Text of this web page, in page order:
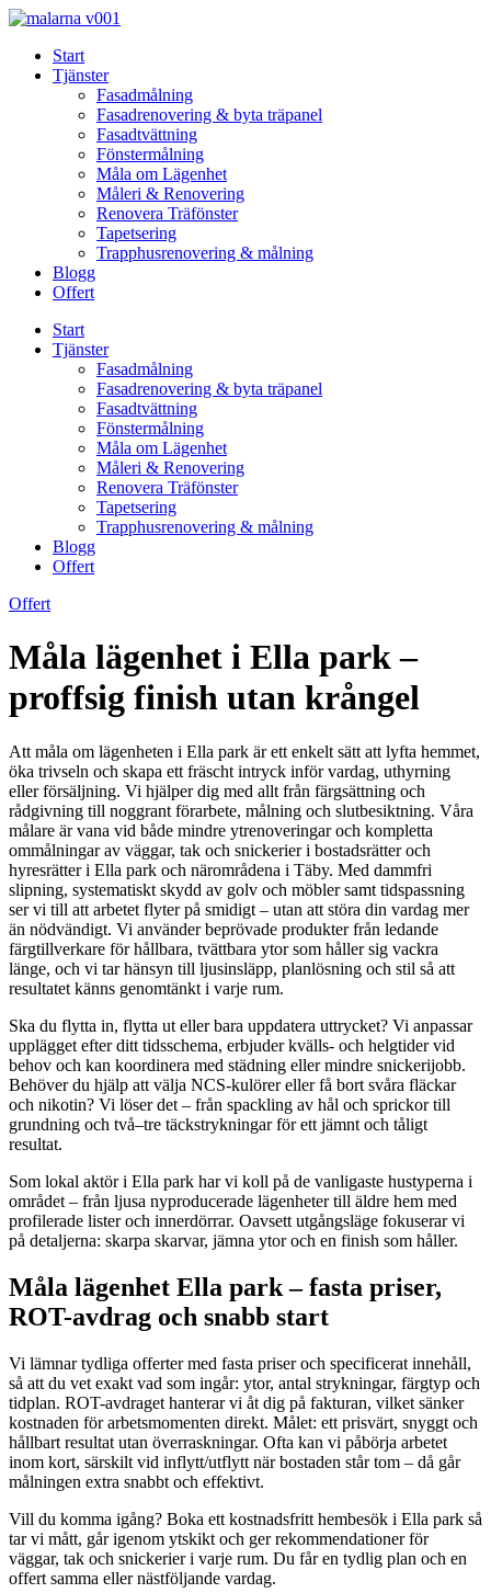
Skip
contentStart
Tjänster
Fasadmålning
Fasadrenovering & byta träpanel
Fasadtvättning
Fönstermålning
Måla om Lägenhet
Måleri & Renovering
Renovera Träfönster
Tapetsering
Trapphusrenovering & målning
Blogg
Offert
Start
Tjänster
Fasadmålning
Fasadrenovering & byta träpanel
Fasadtvättning
Fönstermålning
Måla om Lägenhet
Måleri & Renovering
Renovera Träfönster
Tapetsering
Trapphusrenovering & målning
Blogg
Offert
Offert
Måla lägenhet i Ella park –
proffsig finish utan krångel
Att måla om lägenheten i Ella park är ett enkelt sätt att lyfta hemmet,
öka trivseln och skapa ett fräscht intryck inför vardag, uthyrning
eller försäljning. Vi hjälper dig med allt från färgsättning och
rådgivning till noggrant förarbete, målning och slutbesiktning. Våra
målare är vana vid både mindre ytrenoveringar och kompletta
ommålningar av väggar, tak och snickerier i bostadsrätter och
hyresrätter i Ella park och närområdena i Täby. Med dammfri
slipning, systematiskt skydd av golv och möbler samt tidspassning
ser vi till att arbetet flyter på smidigt – utan att störa din vardag mer
än nödvändigt. Vi använder beprövade produkter från ledande
färgtillverkare för hållbara, tvättbara ytor som håller sig vackra
länge, och vi tar hänsyn till ljusinsläpp, planlösning och stil så att
resultatet känns genomtänkt i varje rum.
Ska du flytta in, flytta ut eller bara uppdatera uttrycket? Vi anpassar
upplägget efter ditt tidsschema, erbjuder kvälls- och helgtider vid
behov och kan koordinera med städning eller mindre snickerijobb.
Behöver du hjälp att välja NCS-kulörer eller få bort svåra fläckar
och nikotin? Vi löser det – från spackling av hål och sprickor till
grundning och två–tre täckstrykningar för ett jämnt och tåligt
resultat.
Som lokal aktör i Ella park har vi koll på de vanligaste hustyperna i
området – från ljusa nyproducerade lägenheter till äldre hem med
profilerade lister och innerdörrar. Oavsett utgångsläge fokuserar vi
på detaljerna: skarpa skarvar, jämna ytor och en finish som håller.
Måla lägenhet Ella park – fasta priser,
ROT-avdrag och snabb start
Vi lämnar tydliga offerter med fasta priser och specificerat innehåll,
så att du vet exakt vad som ingår: ytor, antal strykningar, färgtyp och
tidplan. ROT-avdraget hanterar vi åt dig på fakturan, vilket sänker
kostnaden för arbetsmomenten direkt. Målet: ett prisvärt, snyggt och
hållbart resultat utan överraskningar. Ofta kan vi påbörja arbetet
inom kort, särskilt vid inflytt/utflytt när bostaden står tom – då går
målningen extra snabbt och effektivt.
Vill du komma igång? Boka ett kostnadsfritt hembesök i Ella park så
tar vi mått, går igenom ytskikt och ger rekommendationer för
väggar, tak och snickerier i varje rum. Du får en tydlig plan och en
offert samma eller nästföljande vardag.